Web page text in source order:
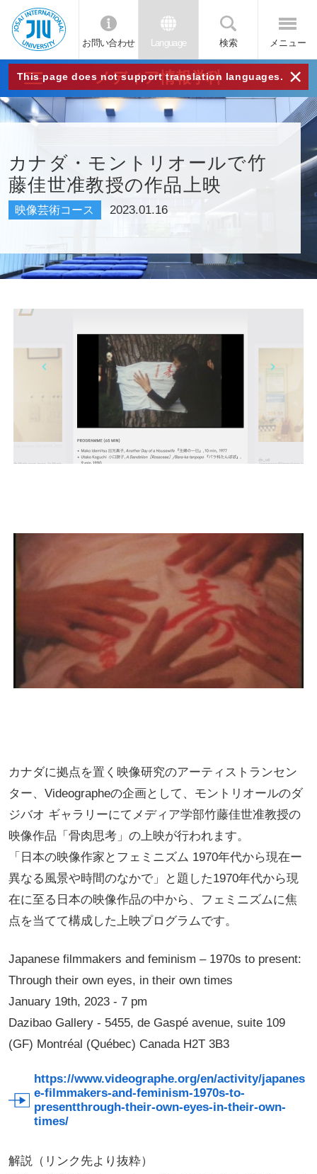
JIU
城西
国際
大学
お問い合わせ Language 検索 メニュー
This page does not support translation languages. ×
メディア情報学科
カナダ・モントリオールで竹
藤佳世准教授の作品上映
映像芸術コース 2023.01.16
カナダに拠点を置く映像研究のアーティストランセン
ター、Videographeの企画として、モントリオールのダ
ジバオ ギャラリーにてメディア学部竹藤佳世准教授の
映像作品「骨肉思考」の上映が行われます。
「日本の映像作家とフェミニズム 1970年代から現在ー
異なる風景や時間のなかで」と題した1970年代から現
在に至る日本の映像作品の中から、フェミニズムに焦
点を当てて構成した上映プログラムです。
Japanese filmmakers and feminism – 1970s to present:
Through their own eyes, in their own times
January 19th, 2023 - 7 pm
Dazibao Gallery - 5455, de Gaspé avenue, suite 109
(GF) Montréal (Québec) Canada H2T 3B3
https://www.videographe.org/en/activity/japanes
e-filmmakers-and-feminism-1970s-to-
presentthrough-their-own-eyes-in-their-own-
times/
解説（リンク先より抜粋）